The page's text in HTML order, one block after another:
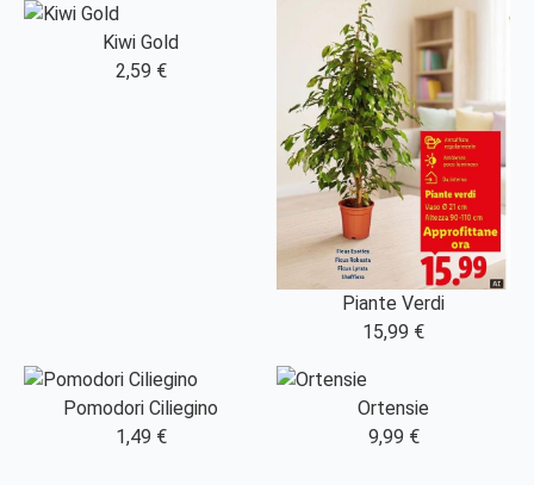
Kiwi Gold
2,59 €
Piante Verdi
15,99 €
Pomodori Ciliegino
1,49 €
Ortensie
9,99 €